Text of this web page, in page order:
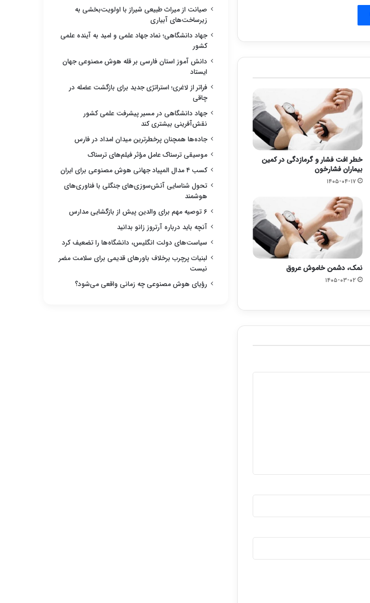
خطر افت فشار و گرمازدگی در کمین
بیماران فشارخون
۱۴۰۵-۰۴-۱۷
نمک، دشمن خاموش عروق
۱۴۰۵-۰۳-۰۲
صیانت از میراث طبیعی شیراز با اولویت‌بخشی به
زیرساخت‌های آبیاری
جهاد دانشگاهی؛ نماد جهاد علمی و امید به آینده علمی
کشور
دانش آموز استان فارسی بر قله هوش مصنوعی جهان
ایستاد
فراتر از لاغری؛ استراتژی جدید برای بازگشت عضله در
چاقی
جهاد دانشگاهی در مسیر پیشرفت علمی کشور
نقش‌آفرینی بیشتری کند
جاده‌ها همچنان پرخطرترین میدان امداد در فارس
موسیقی ترسناک عامل مؤثر فیلم‌های ترسناک
کسب ۴ مدال المپیاد جهانی هوش مصنوعی برای ایران
تحول شناسایی آتش‌سوزی‌های جنگلی با فناوری‌های
هوشمند
۶ توصیه مهم برای والدین پیش از بازگشایی مدارس
آنچه باید درباره آرتروز زانو بدانید
سیاست‌های دولت انگلیس، دانشگاه‌ها را تضعیف کرد
لبنیات پرچرب برخلاف باورهای قدیمی برای سلامت مضر
نیست
رؤیای هوش مصنوعی چه زمانی واقعی می‌شود؟